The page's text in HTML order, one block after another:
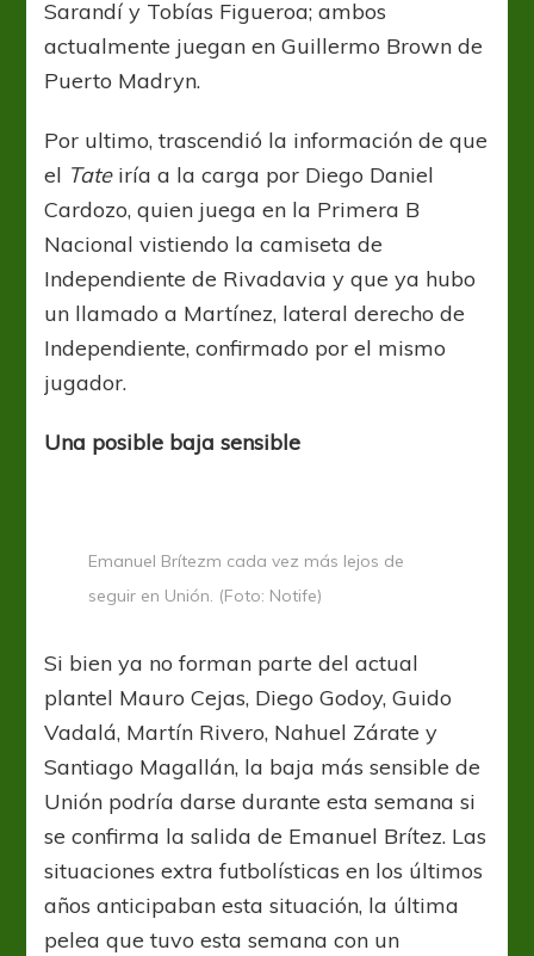
Sarandí y Tobías Figueroa; ambos
actualmente juegan en Guillermo Brown de
Puerto Madryn.
Por ultimo, trascendió la información de que
el Tateiría a la carga por Diego Daniel
Cardozo, quien juega en la Primera B
Nacional vistiendo la camiseta de
Independiente de Rivadavia y que ya hubo
un llamado a Martínez, lateral derecho de
Independiente, confirmado por el mismo
jugador.
Una posible baja sensible
Emanuel Brítezm cada vez más lejos de
seguir en Unión. (Foto: Notife)
Si bien ya no forman parte del actual
plantel Mauro Cejas, Diego Godoy, Guido
Vadalá, Martín Rivero, Nahuel Zárate y
Santiago Magallán, la baja más sensible de
Unión podría darse durante esta semana si
se confirma la salida de Emanuel Brítez. Las
situaciones extra futbolísticas en los últimos
años anticipaban esta situación, la última
pelea que tuvo esta semana con un